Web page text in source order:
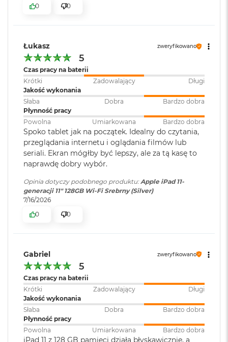
a
c
B
o
o
k
i
r
1
T
B
M
a
c
B
A
r
T
B
M
a
c
B
o
kl./s
Wideo poklatkowe ze stabilizacją obrazu
Szerszy zakres dynamiczny dla wideo z częstością do 30 kl./s
Filmowa stabilizacja obrazu wideo (1080p i 720p)
Korekcja obiektywu
Retina Flash
Automatyczna stabilizacja obrazu
Tryb zdjęć seryjnych
Nagrywanie wideo HD 1080p z częstością 25 kl./s, 30 kl./s lub 60
kl./s
Nagrywanie wideo HD 720p z częstością 30 kl./s
Wideo w zwolnionym tempie w jakości 1080p z częstością 120 kl./s
bezpieczeństwie
Data Act: Pobierz
EAN:
Gwarancja:
12 miesięcy gwarancji
producenta
0
0
Łukasz zweryfikowano
5
Czas pracy na baterii
Krótki
Zadowalający
Długi
Jakość wykonania
Słaba
Dobra
Bardzo dobra
Płynność pracy
Powolna
Umiarkowana Bardzo dobra
Spoko tablet jak na początek. Idealny do czytania,
przeglądania internetu i oglądania filmów lub
seriali. Ekran mógłby być lepszy, ale za tą kasę to
naprawdę dobry wybór.
Opinia dotyczy podobnego produktu:Apple iPad 11-
generacji 11" 128GB Wi-Fi Srebrny (Silver)
7/16/2026
0
0
Gabriel zweryfikowano
5
Czas pracy na baterii
Krótki
Zadowalający
Długi
Jakość wykonania
Słaba
Dobra
Bardzo dobra
Płynność pracy
Powolna
Umiarkowana Bardzo dobra
iPad 11 z 128 GB pamięci działa błyskawicznie, a